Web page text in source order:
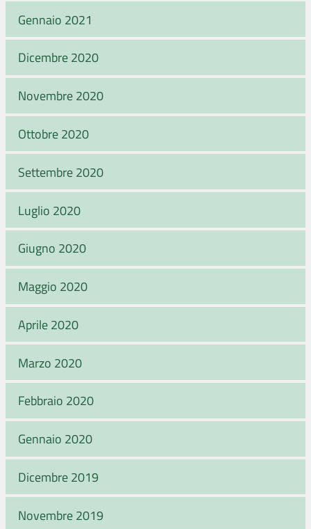
Gennaio 2021
Dicembre 2020
Novembre 2020
Ottobre 2020
Settembre 2020
Luglio 2020
Giugno 2020
Maggio 2020
Aprile 2020
Marzo 2020
Febbraio 2020
Gennaio 2020
Dicembre 2019
Novembre 2019